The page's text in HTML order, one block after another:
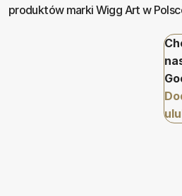
produktów marki Wigg Art w